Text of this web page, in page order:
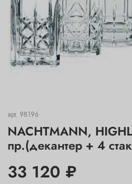
арт. 98196
NACHTMANN,
пр.(декантер + 4
33 120 ₽